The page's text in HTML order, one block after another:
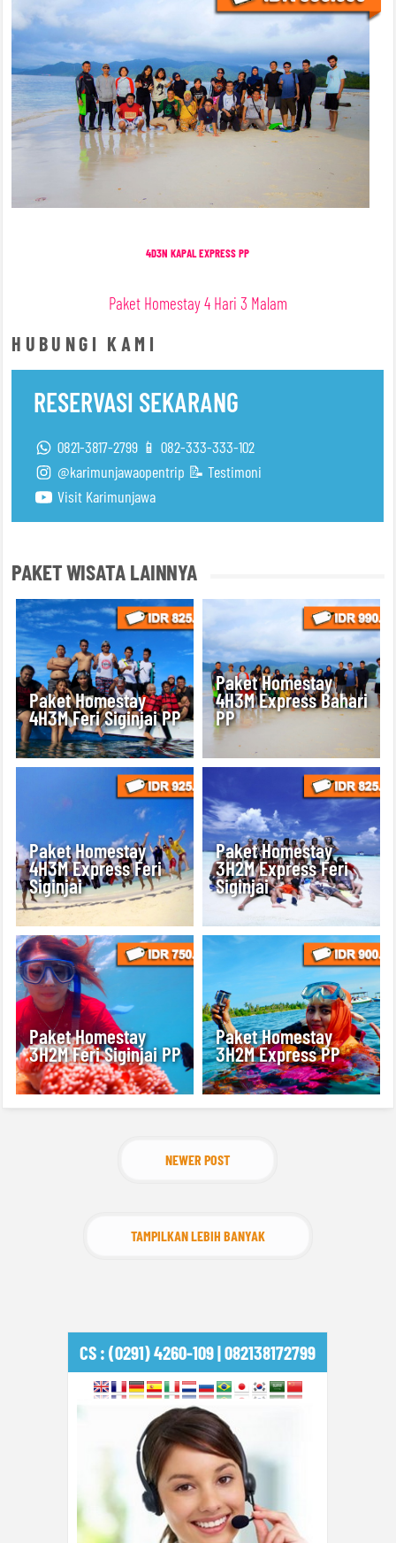
4D3N KAPAL EXPRESS PP
Paket Homestay 4 Hari 3 Malam
HUBUNGI KAMI
RESERVASI SEKARANG
0821-3817-2799 📱 082-333-333-102
@karimunjawaopentrip 📝 Testimoni
Visit Karimunjawa
PAKET WISATA LAINNYA
Paket Homestay
4H3M Feri Siginjai PP
Paket Homestay
4H3M Express Bahari
PP
Paket Homestay
4H3M Express Feri
Siginjai
Paket Homestay
3H2M Express Feri
Siginjai
Paket Homestay
3H2M Feri Siginjai PP
Paket Homestay
3H2M Express PP
NEWER POST
TAMPILKAN LEBIH BANYAK
CS : (0291) 4260-109 | 082138172799